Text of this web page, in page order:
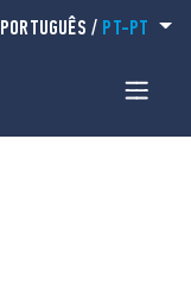
PORTUGUÊS / PT-PT